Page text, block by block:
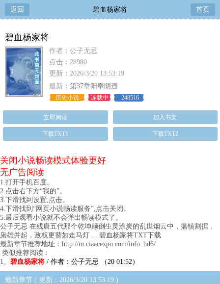
返回 碧血杨家将 首页
碧血杨家将
作者：公子无忌
点击：28980
更新：2026/3/20 13:53:19
最新： 第37章阳奉阴违
历史小说 连载中 248516
立即阅读 加入书架
下载TXT1 下载TXT2
关闭小说畅读模式体验更好
无广告阅读
1.打开手机百度。
2.点击右下方“我的”。
3.下滑找到设置,点击。
4.下滑找到“网页小说畅读服务”,点击关闭。
5.最后观看小说就不会弹出畅读模式了。
公子无忌 在残唐五代那个乾坤颠倒生灵涂炭的乱世烟云中，藩镇割据，
枭雄并起，政权更替如走马灯 ... 碧血杨家将TXT下载
最新章节推荐地址：http://m.ciaacexpo.com/info_bd6/
类似推荐阅读：
1、 碧血杨家将 / 作者：公子无忌 （20 01:52）
最新章节 ( 更新：2026/3/20 13:53:19 )